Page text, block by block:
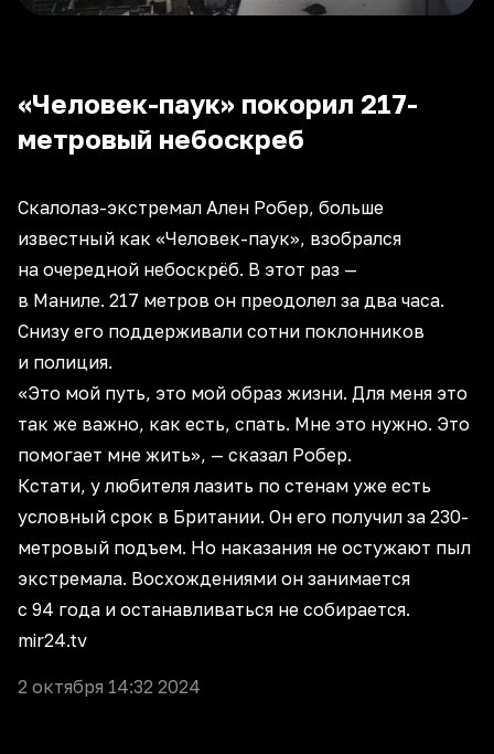
«Человек-паук» покорил 217-
метровый небоскреб
Скалолаз-экстремал Ален Робер, больше
известный как «Человек-паук», взобрался
на очередной небоскрёб. В этот раз —
в Маниле. 217 метров он преодолел за два часа.
Снизу его поддерживали сотни поклонников
и полиция.
«Это мой путь, это мой образ жизни. Для меня это
так же важно, как есть, спать. Мне это нужно. Это
помогает мне жить», — сказал Робер.
Кстати, у любителя лазить по стенам уже есть
условный срок в Британии. Он его получил за 230-
метровый подъем. Но наказания не остужают пыл
экстремала. Восхождениями он занимается
с 94 года и останавливаться не собирается.
mir24.tv
2 октября 14:32 2024